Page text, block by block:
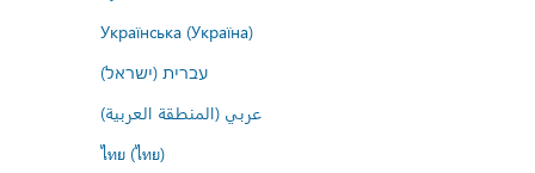
Українська (Україна)
עברית (ישראל)
عربي (المنطقة العربية)
ไทย (ไทย)